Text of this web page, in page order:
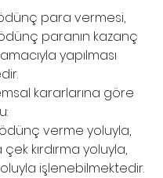
para vermesi,
paranın kazanç
yapılması
kararlarına göre
verme yoluyla,
kırdırma yoluyla,
işlenebilmektedir.